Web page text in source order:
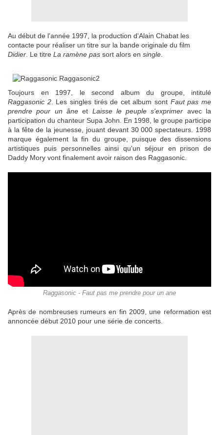
Au début de l'année 1997, la production d'Alain Chabat les
contacte pour réaliser un titre sur la bande originale du film
Didier . Le titre La ramène pas sort alors en single
Toujours en 1997, le second album du groupe, intitulé
Raggasonic 2. Les singles tirés de cet album sont Faut pas me
prendre pour un âneet Laisse le peuple s'exprimer avec la
participation du chanteur Supa John. En 1998, le groupe participe
à la fête de la jeunesse, jouant devant 30 000 spectateurs. 1998
marque également la fin du groupe, puisque des dissensions
artistiques puis personnelles ainsi qu'un séjour en prison de
Daddy Mory vont finalement avoir raison des Raggasonic.
Raggasonic - Faut pas me prendre pour un ane
Après de nombreuses rumeurs en fin 2009, une reformation est
annoncée début 2010 pour une série de concerts.